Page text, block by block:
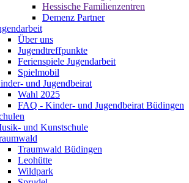
Hessische Familienzentren
Demenz Partner
Über uns
Jugendtreffpunkte
Ferienspiele Jugendarbeit
Spielmobil
und Jugendbeirat
Wahl 2025
FAQ - Kinder- und Jugendbeirat Büdingen
und Kunstschule
Traumwald Büdingen
Leohütte
Wildpark